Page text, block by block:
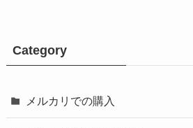
Category
メルカリでの購入